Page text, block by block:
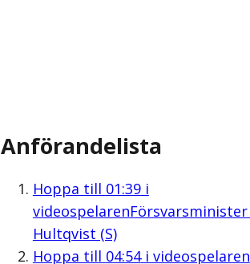
Anförandelista
Hoppa till 01:39i
videospelaren
Hultqvist (S)
Hoppa till 04:54i videospelaren